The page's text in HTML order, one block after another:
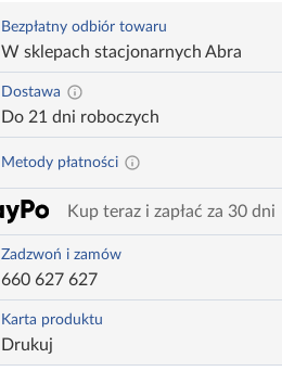
Bezpłatny odbiór towaru
W sklepach stacjonarnych Abra
Dostawa
Do 21 dni roboczych
Metody płatności
Kup teraz i zapłać za 30 dni
Zadzwoń i zamów
660 627 627
Karta produktu
Drukuj